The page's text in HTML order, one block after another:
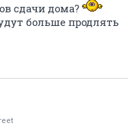
сдачи дома?
больше продлять